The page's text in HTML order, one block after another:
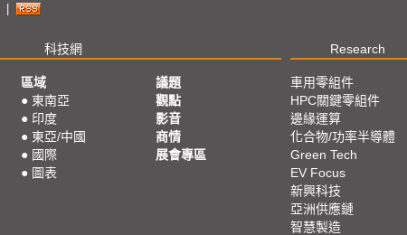
科技網 Research
區域
● 東南亞
● 印度
● 東亞/中國
● 國際
● 圖表
議題
觀點
影音
商情
展會專區
車用零組件
HPC關鍵零組件
邊緣運算
化合物/功率半導體
Green Tech
EV Focus
新興科技
亞洲供應鏈
智慧製造